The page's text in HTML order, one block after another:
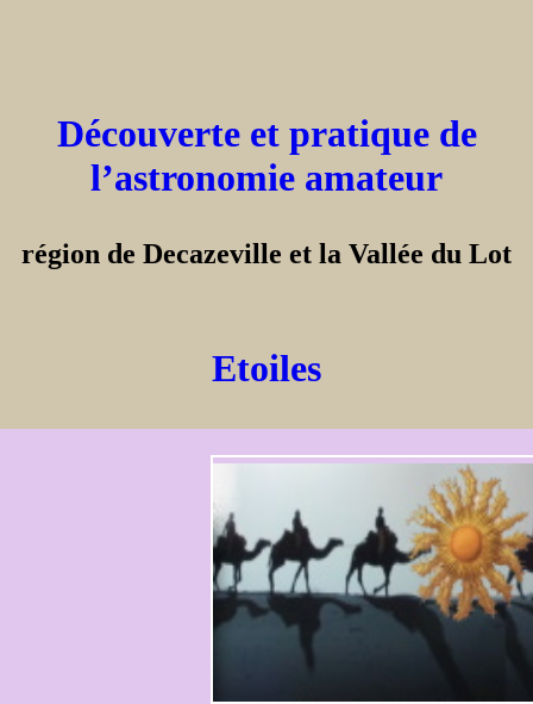
Découverte et pratique de
l’astronomie amateur
région de Decazeville et la Vallée du Lot
Etoiles